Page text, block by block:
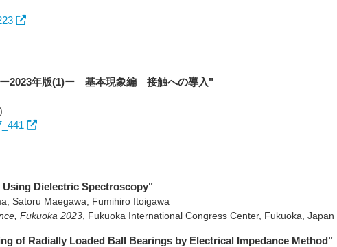
2023年版(1)ー 基本現象編 接触への導入"
Dielectric Spectroscopy"
Satoru Maegawa, Fumihiro Itoigawa
Fukuoka 2023 Fukuoka International Congress Center, Fukuoka, Japan
of Radially Loaded Ball Bearings by Electrical Impedance Method"